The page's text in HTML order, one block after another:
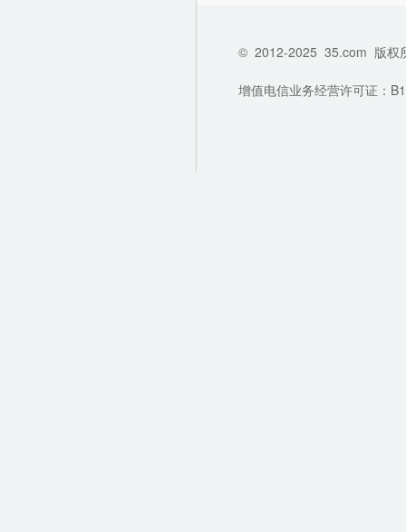
© 2012-2025 35.com 版权
增值电信业务经营许可证：